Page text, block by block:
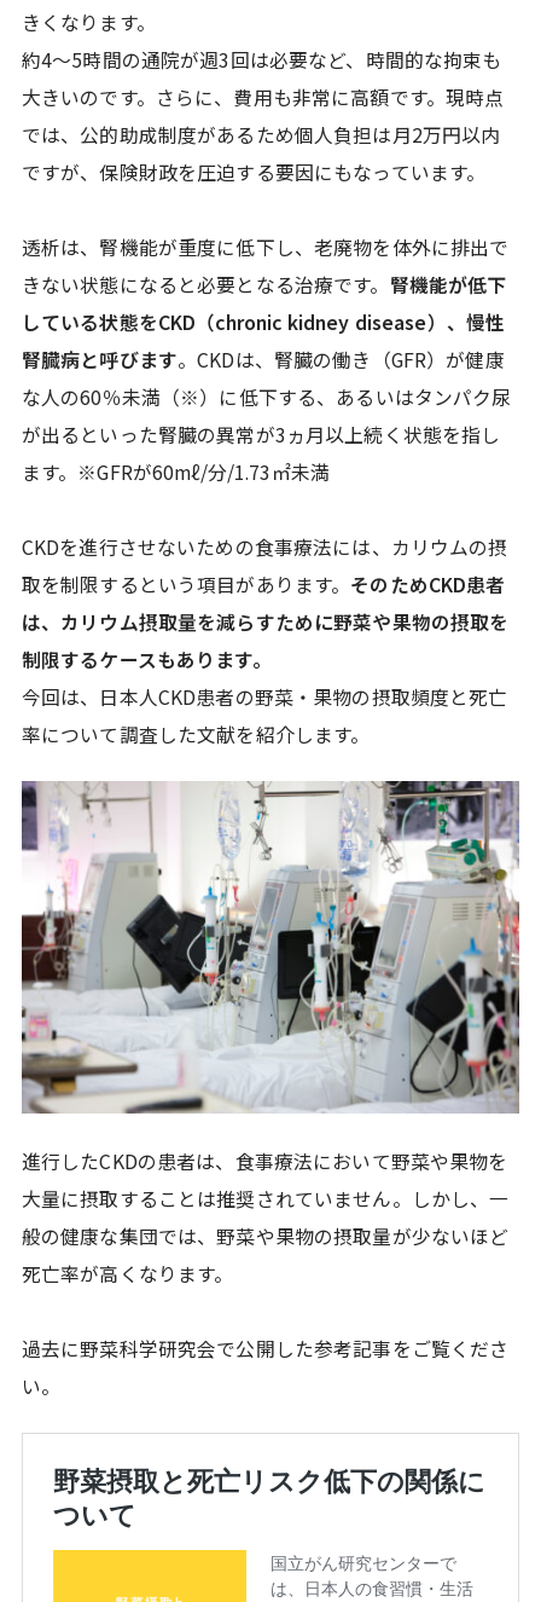
きくなります。
約4～5時間の通院が週3回は必要など、時間的な拘束も
大きいのです。さらに、費用も非常に高額です。現時点
では、公的助成制度があるため個人負担は月2万円以内
ですが、保険財政を圧迫する要因にもなっています。
透析は、腎機能が重度に低下し、老廃物を体外に排出で
きない状態になると必要となる治療です。 腎機能が低下
している状態をCKD（chronic kidney disease）、慢性
腎臓病と呼びます。CKDは、腎臓の働き（GFR）が健康
な人の60％未満（※）に低下する、あるいはタンパク尿
が出るといった腎臓の異常が3ヵ月以上続く状態を指し
ます。※GFRが60mℓ/分/1.73㎡未満
CKDを進行させないための食事療法には、カリウムの摂
取を制限するという項目があります。 そのためCKD患者
は、カリウム摂取量を減らすために野菜や果物の摂取を
制限するケースもあります。
今回は、日本人CKD患者の野菜・果物の摂取頻度と死亡
率について調査した文献を紹介します。
進行したCKDの患者は、食事療法において野菜や果物を
大量に摂取することは推奨されていません。しかし、一
般の健康な集団では、野菜や果物の摂取量が少ないほど
死亡率が高くなります。
過去に野菜科学研究会で公開した参考記事をご覧くださ
い。